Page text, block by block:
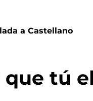
a Castellano
tú